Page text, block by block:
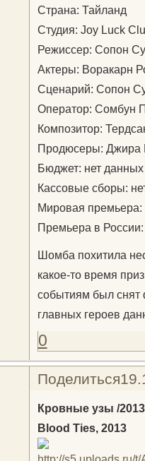
Страна: Тайланд
Студия: Joy Luck
Режиссер: Сопон
Актеры: Воракарн
Сценарий: Сопон
Оператор: Сомбун
Композитор:
Продюсеры: Джира
Бюджет: нет данных
Кассовые сборы:
Мировая премьера:
Премьера в
Шомба похитила
какое-то время
событиям был снят
главных героев
0
Поделиться
Кровные узы /
Blood Ties, 2013